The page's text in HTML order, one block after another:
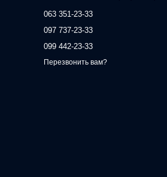
063 351-23-33
097 737-23-33
099 442-23-33
Перезвонить вам?